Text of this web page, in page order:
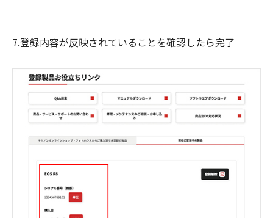
7.登録内容が反映されていることを確認したら完了